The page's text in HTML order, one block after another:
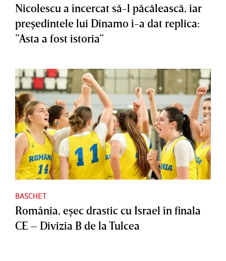
Nicolescu a încercat să-l păcălească, iar
preşedintele lui Dinamo i-a dat replica:
”Asta a fost istoria”
BASCHET
România, eşec drastic cu Israel în finala
CE – Divizia B de la Tulcea